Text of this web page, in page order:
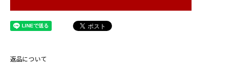
返品について